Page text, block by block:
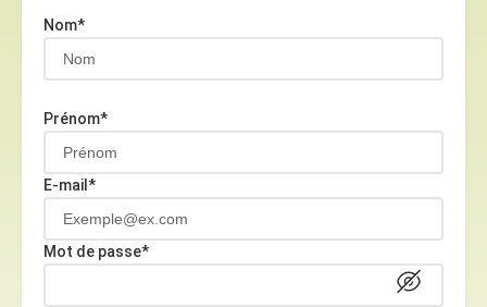
Nom*
Prénom*
E-mail*
Mot de passe*